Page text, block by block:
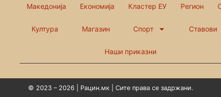
Македонија Економија Кластер ЕУ Регион
Култура Магазин Спорт Ставови
Наши приказни
© 2023 – 2026 | Рацин.мк | Сите права се задржани.